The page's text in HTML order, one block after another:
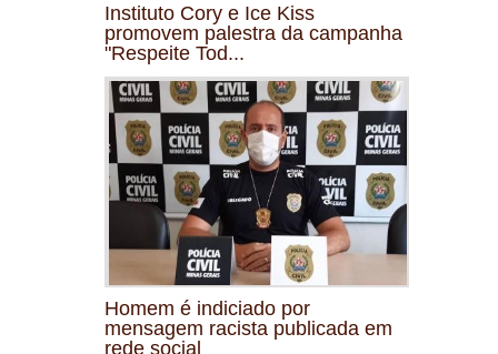
Instituto Cory e Ice Kiss
promovem palestra da campanha
"Respeite Tod...
Homem é indiciado por
mensagem racista publicada em
rede social